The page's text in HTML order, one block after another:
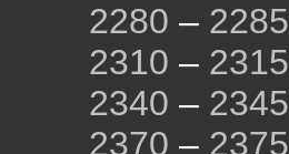
2280 – 2285
2310 – 2315
2340 – 2345
2370 – 2375